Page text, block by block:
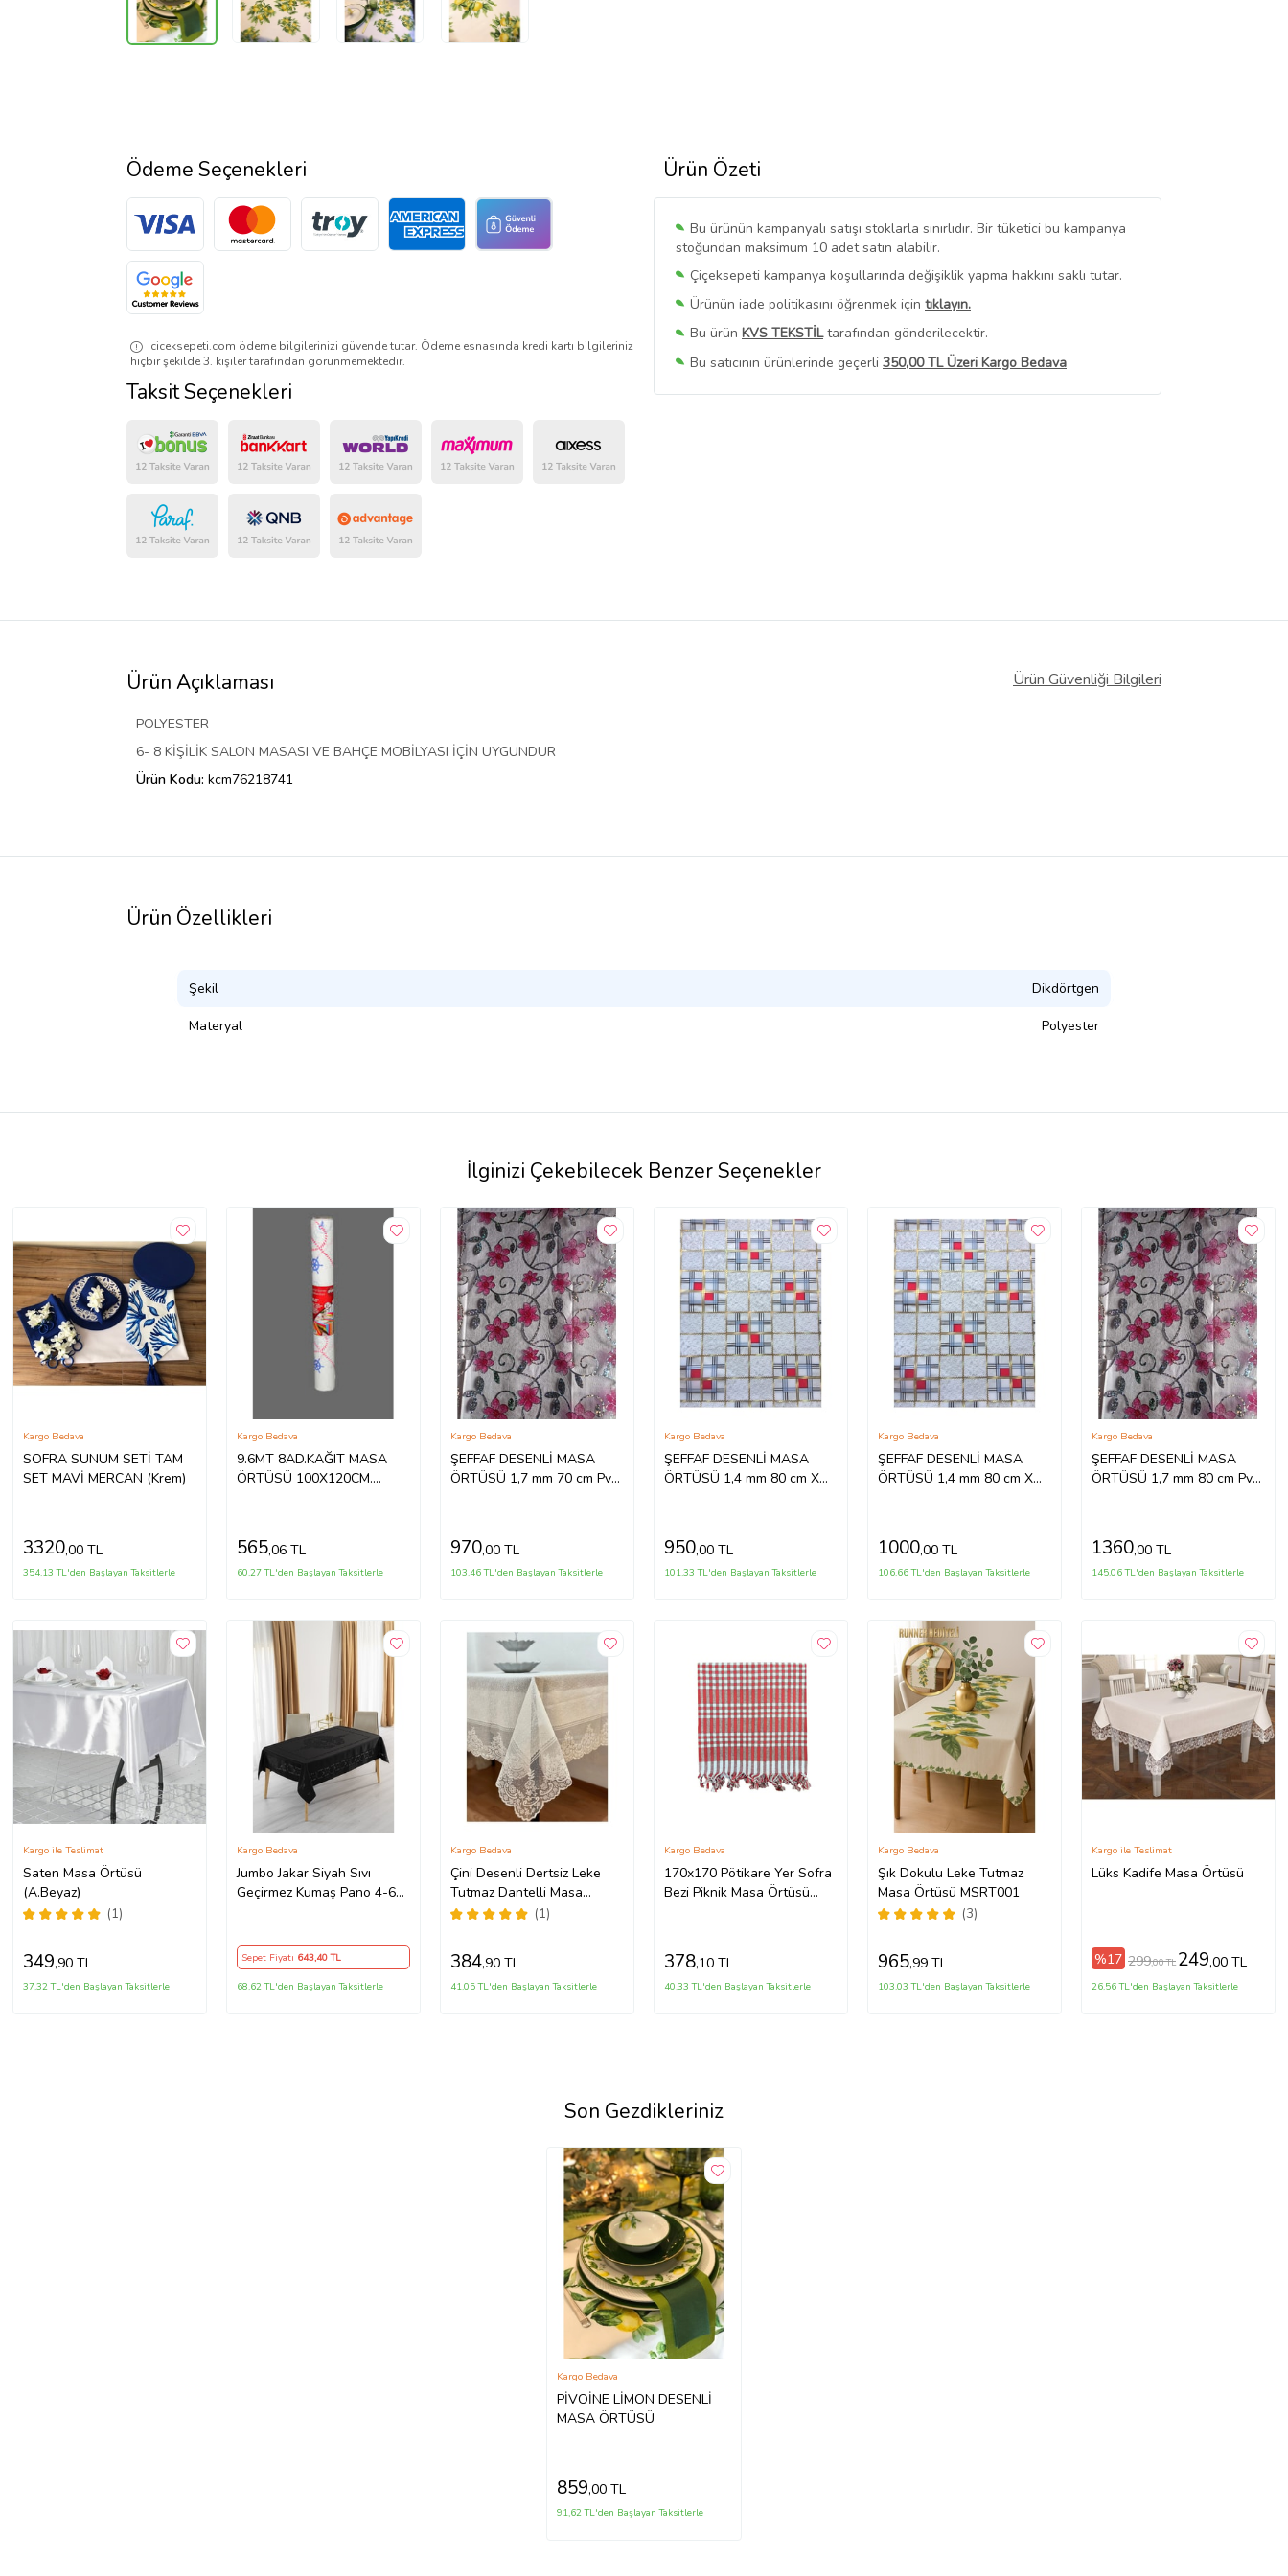
Ürün Özeti
Bu ürünün kampanyalı satışı stoklarla sınırlıdır. Bir tüketici bu kampanya
stoğundan maksimum 10 adet satın alabilir.
Çiçeksepeti kampanya koşullarında değişiklik yapma hakkını saklı tutar.
Ürünün iade politikasını öğrenmek için tıklayın.
Bu ürün KVS TEKSTİLtarafından gönderilecektir.
Bu satıcının ürünlerinde geçerli 350,00 TL Üzeri Kargo Bedava
Bu SatıcınınTüm Ürünlerini Görüntüle
Ödeme Seçenekleri
ciceksepeti.com ödeme bilgilerinizi güvende tutar. Ödeme esnasında kredi kartı bilgileriniz
hiçbir şekilde 3. kişiler tarafından görünmemektedir.
Taksit Seçenekleri
Ürün Açıklaması Ürün Güvenliği Bilgileri
POLYESTER
6- 8 KİŞİLİK SALON MASASI VE BAHÇE MOBİLYASI İÇİN UYGUNDUR
Ürün Kodu: kcm76218741
Ürün Özellikleri
Şekil Dikdörtgen
Materyal Polyester
İlginizi Çekebilecek Benzer Seçenekler
SOFRA SUNUM SETİ TAM
SET MAVİ MERCAN (Krem)
Kargo Bedava
3320,00 TL
354,13 TL'den Başlayan Taksitlerle
9.6MT 8AD.KAĞIT MASA
ÖRTÜSÜ 100X120CM.
Kargo Bedava
565,06 TL
60,27 TL'den Başlayan Taksitlerle
ŞEFFAF DESENLİ MASA
ÖRTÜSÜ 1,7 mm 70 cm Pvc
Kargo Bedava
970,00 TL
103,46 TL'den Başlayan Taksitlerle
ŞEFFAF DESENLİ MASA
ÖRTÜSÜ 1,4 mm 80 cm X
Kargo Bedava
950,00 TL
101,33 TL'den Başlayan Taksitlerle
ŞEFFAF DESENLİ MASA
ÖRTÜSÜ 1,4 mm 80 cm X
Kargo Bedava
1000,00 TL
106,66 TL'den Başlayan Taksitlerle
ŞEFFAF DESENLİ MASA
ÖRTÜSÜ 1,7 mm 80 cm Pvc
Kargo Bedava
1360,00 TL
145,06 TL'den Başlayan Taksitlerle
Saten Masa Örtüsü
(A.Beyaz)
(1)
Kargo ile Teslimat
349,90 TL
37,32 TL'den Başlayan Taksitlerle
Jumbo Jakar Siyah Sıvı
Geçirmez Kumaş Pano 4-6
Kargo Bedava
Sepet Fiyatı 643,40 TL
68,62 TL'den Başlayan Taksitlerle
Çini Desenli Dertsiz Leke
Tutmaz Dantelli Masa
Örtüsü Krem 160x220 Cm
(1)
Kargo Bedava
384,90 TL
41,05 TL'den Başlayan Taksitlerle
170x170 Pötikare Yer Sofra
Bezi Piknik Masa Örtüsü
Kargo Bedava
378,10 TL
40,33 TL'den Başlayan Taksitlerle
Şık Dokulu Leke Tutmaz
Masa Örtüsü MSRT001
(3)
Kargo Bedava
965,99 TL
103,03 TL'den Başlayan Taksitlerle
Lüks Kadife Masa Örtüsü
Kargo ile Teslimat
%17 299,00 TL 249,00 TL
26,56 TL'den Başlayan Taksitlerle
Son Gezdikleriniz
PİVOİNE LİMON DESENLİ
MASA ÖRTÜSÜ
Kargo Bedava
859,00 TL
91,62 TL'den Başlayan Taksitlerle